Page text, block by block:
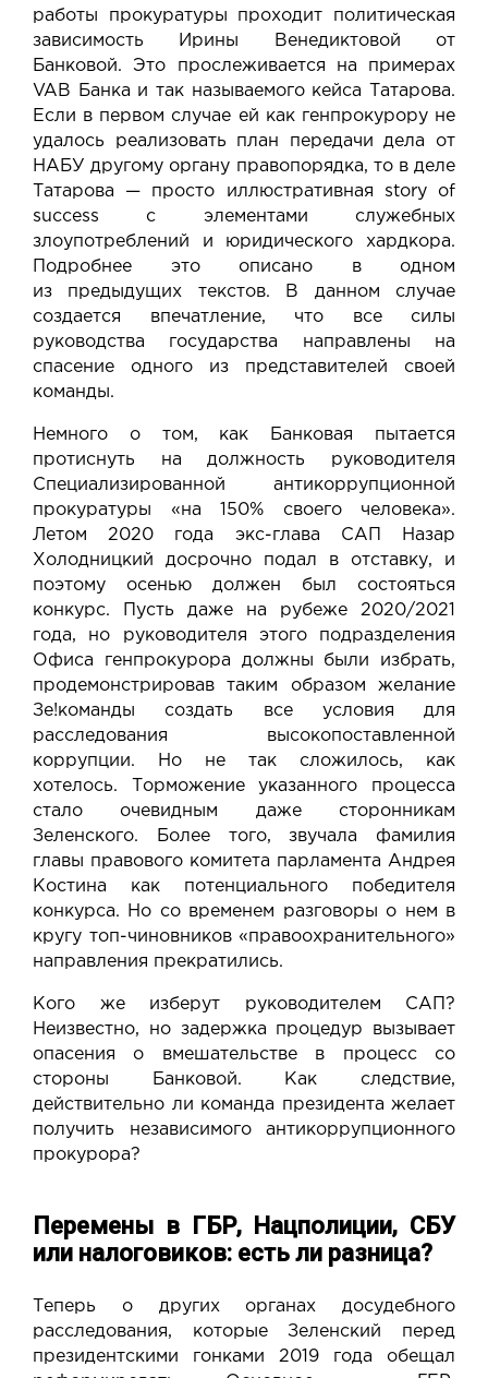
работы прокуратуры проходит политическая
зависимость Ирины Венедиктовой от
Банковой. Это прослеживается на примерах
VAB Банка и так называемого кейса Татарова.
Если в первом случае ей как генпрокурору не
удалось реализовать план передачи дела от
НАБУ другому органу правопорядка, то в деле
Татарова — просто иллюстративная story of
success с элементами служебных
злоупотреблений и юридического хардкора.
Подробнее это описано в одном
из предыдущих текстов. В данном случае
создается впечатление, что все силы
руководства государства направлены на
спасение одного из представителей своей
команды.
Немного о том, как Банковая пытается
протиснуть на должность руководителя
Специализированной антикоррупционной
прокуратуры «на 150% своего человека».
Летом 2020 года экс-глава САП Назар
Холодницкий досрочно подал в отставку, и
поэтому осенью должен был состояться
конкурс. Пусть даже на рубеже 2020/2021
года, но руководителя этого подразделения
Офиса генпрокурора должны были избрать,
продемонстрировав таким образом желание
Зе!команды создать все условия для
расследования высокопоставленной
коррупции. Но не так сложилось, как
хотелось. Торможение указанного процесса
стало очевидным даже сторонникам
Зеленского. Более того, звучала фамилия
главы правового комитета парламента Андрея
Костина как потенциального победителя
конкурса. Но со временем разговоры о нем в
кругу топ-чиновников «правоохранительного»
направления прекратились.
Кого же изберут руководителем САП?
Неизвестно, но задержка процедур вызывает
опасения о вмешательстве в процесс со
стороны Банковой. Как следствие,
действительно ли команда президента желает
получить независимого антикоррупционного
прокурора?
Перемены в ГБР, Нацполиции, СБУ
или налоговиков: есть ли разница?
Теперь о других органах досудебного
расследования, которые Зеленский перед
президентскими гонками 2019 года обещал